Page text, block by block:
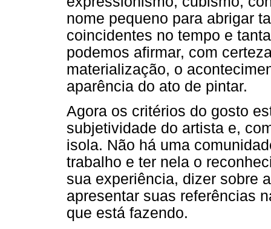
nome pequeno para abrigar
coincidentes no tempo e
podemos afirmar, com
materialização, o
aparência do ato de pintar.
Agora os critérios do gosto
subjetividade do artista e,
isola. Não há uma
trabalho e ter nela o
sua experiência, dizer sobre
apresentar suas referências
que está fazendo.